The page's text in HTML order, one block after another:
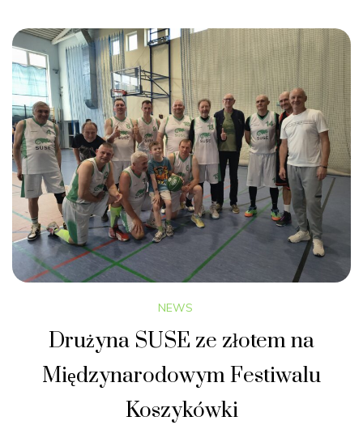
NEWS
Drużyna SUSE ze złotem na
Międzynarodowym Festiwalu
Koszykówki